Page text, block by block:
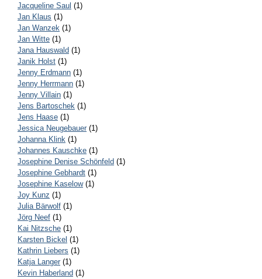
Jacqueline Saul (1)
Jan Klaus (1)
Jan Wanzek (1)
Jan Witte (1)
Jana Hauswald (1)
Janik Holst (1)
Jenny Erdmann (1)
Jenny Herrmann (1)
Jenny Villain (1)
Jens Bartoschek (1)
Jens Haase (1)
Jessica Neugebauer (1)
Johanna Klink (1)
Johannes Kauschke (1)
Josephine Denise Schönfeld (1)
Josephine Gebhardt (1)
Josephine Kaselow(1)
Joy Kunz (1)
Julia Bärwolf (1)
Jörg Neef (1)
Kai Nitzsche (1)
Karsten Bickel (1)
Kathrin Liebers (1)
Katja Langer (1)
Kevin Haberland (1)